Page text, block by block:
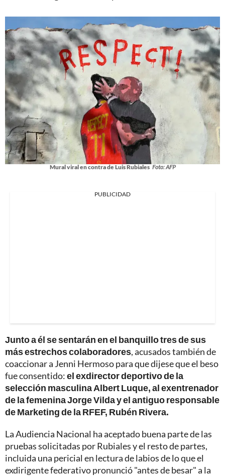
Mural viral en contra de Luis Rubiales Foto: AFP
PUBLICIDAD
Junto a él se sentarán en el banquillo tres de sus
más estrechos colaboradores, acusados también de
coaccionar a Jenni Hermoso para que dijese que el beso
fue consentido:el exdirector deportivo de la
selección masculina Albert Luque, al exentrenador
de la femenina Jorge Vilda y el antiguo responsable
de Marketing de la RFEF, Rubén Rivera.
La Audiencia Nacional ha aceptado buena parte de las
pruebas solicitadas por Rubiales y el resto de partes,
incluida una pericial en lectura de labios de lo que el
exdirigente federativo pronunció "antes de besar" a la